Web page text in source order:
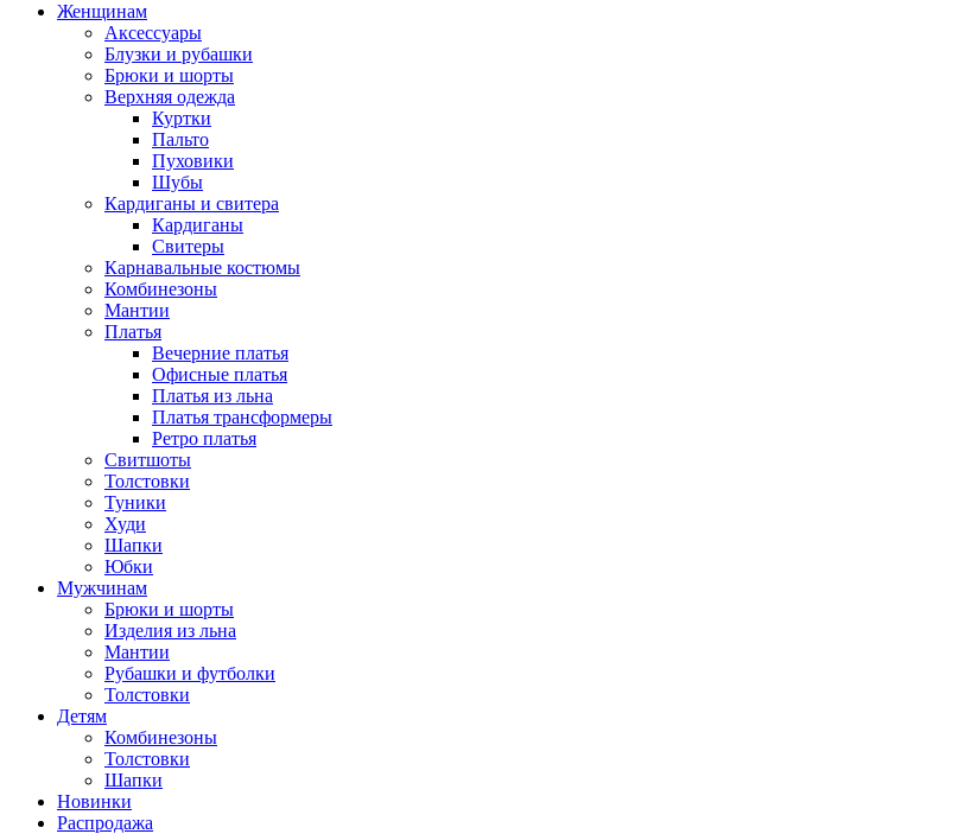
Женщинам
Аксессуары
Блузки и рубашки
Брюки и шорты
Верхняя одежда
Куртки
Пальто
Пуховики
Шубы
Кардиганы и свитера
Кардиганы
Свитеры
Карнавальные костюмы
Комбинезоны
Мантии
Платья
Вечерние платья
Офисные платья
Платья из льна
Платья трансформеры
Ретро платья
Свитшоты
Толстовки
Туники
Худи
Шапки
Юбки
Мужчинам
Брюки и шорты
Изделия из льна
Мантии
Рубашки и футболки
Толстовки
Детям
Комбинезоны
Толстовки
Шапки
Новинки
Распродажа